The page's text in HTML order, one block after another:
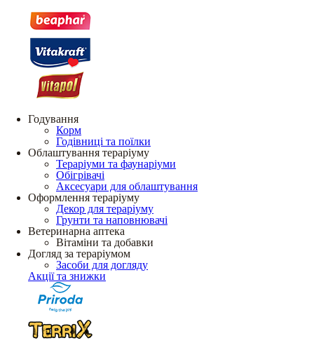
Годування
Корм
Годівниці та поїлки
Облаштування тераріуму
Тераріуми та фаунаріуми
Обігрівачі
Аксесуари для облаштування
Оформлення тераріуму
Декор для тераріуму
Грунти та наповнювачі
Ветеринарна аптека
Вітаміни та добавки
Догляд за тераріумом
Засоби для догляду
Акції та знижки